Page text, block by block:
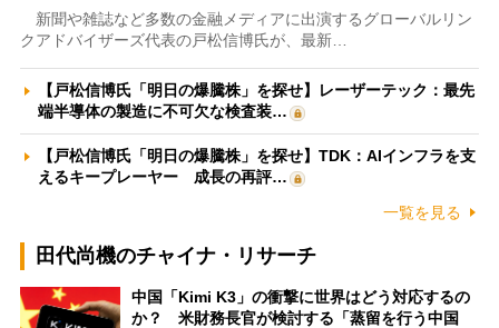
新聞や雑誌など多数の金融メディアに出演するグローバルリン
クアドバイザーズ代表の戸松信博氏が、最新…
【戸松信博氏「明日の爆騰株」を探せ】レーザーテック：最先
端半導体の製造に不可欠な検査装…
【戸松信博氏「明日の爆騰株」を探せ】TDK：AIインフラを支
えるキープレーヤー 成長の再評…
一覧を見る
田代尚機のチャイナ・リサーチ
中国「Kimi K3」の衝撃に世界はどう対応するの
か？ 米財務長官が検討する「蒸留を行う中国